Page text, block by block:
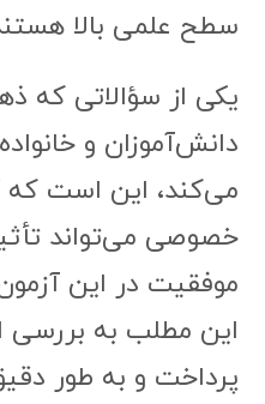
سطح علمی بالا
یکی از سؤالاتی که
دانش‌آموزان و
می‌کند، این است که
خصوصی می‌تواند
موفقیت در این
این مطلب به بررسی
پرداخت و به طور